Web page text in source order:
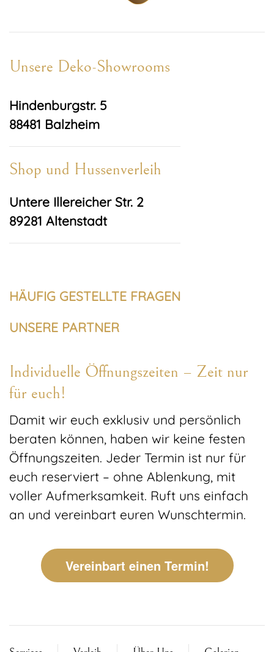
Unsere Deko-Showrooms
Hindenburgstr. 5
88481 Balzheim
Shop und Hussenverleih
Untere Illereicher Str. 2
89281 Altenstadt
HÄUFIG GESTELLTE FRAGEN
UNSERE PARTNER
Individuelle Öffnungszeiten – Zeit nur
für euch!
Damit wir euch exklusiv und persönlich
beraten können, haben wir keine festen
Öffnungszeiten. Jeder Termin ist nur für
euch reserviert – ohne Ablenkung, mit
voller Aufmerksamkeit. Ruft uns einfach
an und vereinbart euren Wunschtermin.
Vereinbart einen Termin!